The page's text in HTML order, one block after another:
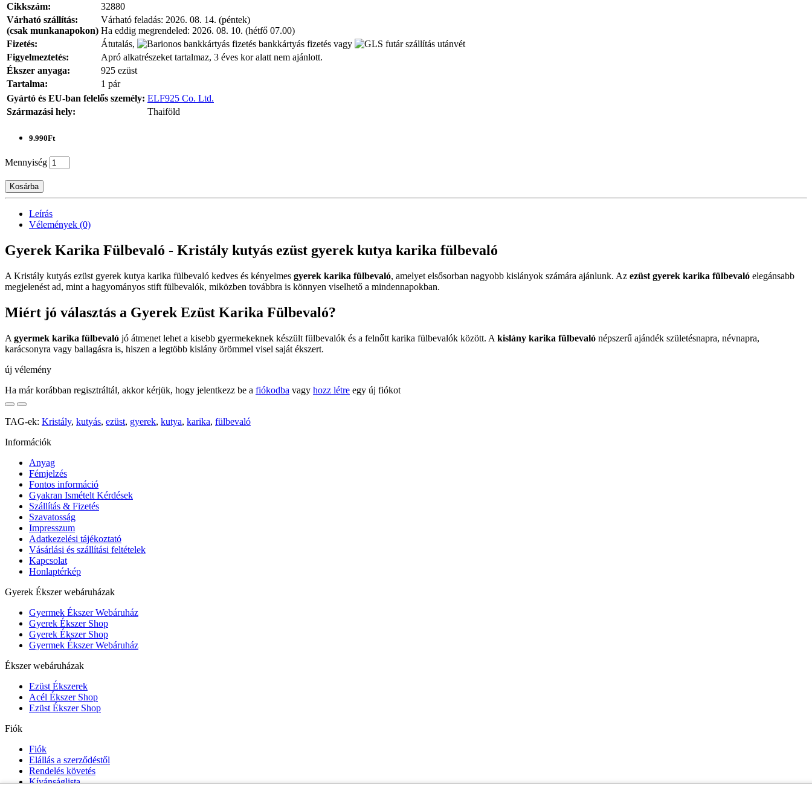
Cikkszám:
32880
Várható szállítás:
(csak munkanapokon)
Várható feladás: 2026. 08. 14. (péntek)
Ha eddig megrendeled: 2026. 08. 10. (hétfő 07.00)
Fizetés:
Átutalás, bankkártyás fizetés vagy
utánvét
Figyelmeztetés:
Apró alkatrészeket tartalmaz, 3 éves kor alatt nem ajánlott.
Ékszer anyaga:
925 ezüst
Tartalma:
1 pár
Gyártó és EU-ban felelős személy: ELF925 Co. Ltd.
Származási hely:
Thaiföld
9.990Ft
Mennyiség
Kosárba
Leírás
Vélemények (0)
Gyerek Karika Fülbevaló - Kristály kutyás ezüst gyerek kutya karika fülbevaló
A Kristály kutyás ezüst gyerek kutya karika fülbevaló kedves és kényelmes gyerek karika fülbevaló, amelyet elsősorban nagyobb kislányok számára ajánlunk. Az ezüst gyerek karika fülbevaló elegánsabb
megjelenést ad, mint a hagyományos stift fülbevalók, miközben továbbra is könnyen viselhető a mindennapokban.
Miért jó választás a Gyerek Ezüst Karika Fülbevaló?
A gyermek karika fülbevaló jó átmenet lehet a kisebb gyermekeknek készült fülbevalók és a felnőtt karika fülbevalók között. A kislány karika fülbevaló népszerű ajándék születésnapra, névnapra,
karácsonyra vagy ballagásra is, hiszen a legtöbb kislány örömmel visel saját ékszert.
új vélemény
Ha már korábban regisztráltál, akkor kérjük, hogy jelentkezz be a fiókodba vagy hozz létre egy új fiókot
TAG-ek: Kristály, kutyás, ezüst, gyerek, kutya, karika, fülbevaló
Információk
Anyag
Fémjelzés
Fontos információ
Gyakran Ismételt Kérdések
Szállítás & Fizetés
Szavatosság
Impresszum
Adatkezelési tájékoztató
Vásárlási és szállítási feltételek
Kapcsolat
Honlaptérkép
Gyerek Ékszer webáruházak
Gyermek Ékszer Webáruház
Gyerek Ékszer Shop
Gyerek Ékszer Shop
Gyermek Ékszer Webáruház
Ékszer webáruházak
Ezüst Ékszerek
Acél Ékszer Shop
Ezüst Ékszer Shop
Fiók
Fiók
Elállás a szerződéstől
Rendelés követés
Kívánságlista